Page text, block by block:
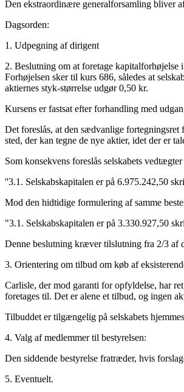
Den ekstraordinære generalforsamling bliver
Dagsorden:
1. Udpegning af dirigent
2. Beslutning om at foretage kapitalforhøjelse
Forhøjelsen sker til kurs 686, således at
aktiernes styk-størrelse udgør 0,50 kr.
Kursens er fastsat efter forhandling med
Det foreslås, at den sædvanlige fortegningsret
sted, der kan tegne de nye aktier, idet der er
Som konsekvens foreslås selskabets
''3.1. Selskabskapitalen er på 6.975.242,50
Mod den hidtidige formulering af samme
"3.1. Selskabskapitalen er på 3.330.927,50
Denne beslutning kræver tilslutning fra 2/3 af
3. Orientering om tilbud om køb af
Carlisle, der mod garanti for opfyldelse, har
foretages til. Det er alene et tilbud, og ingen
Tilbuddet er tilgængelig på selskabets
4. Valg af medlemmer til bestyrelsen:
Den siddende bestyrelse fratræder, hvis
5. Eventuelt.